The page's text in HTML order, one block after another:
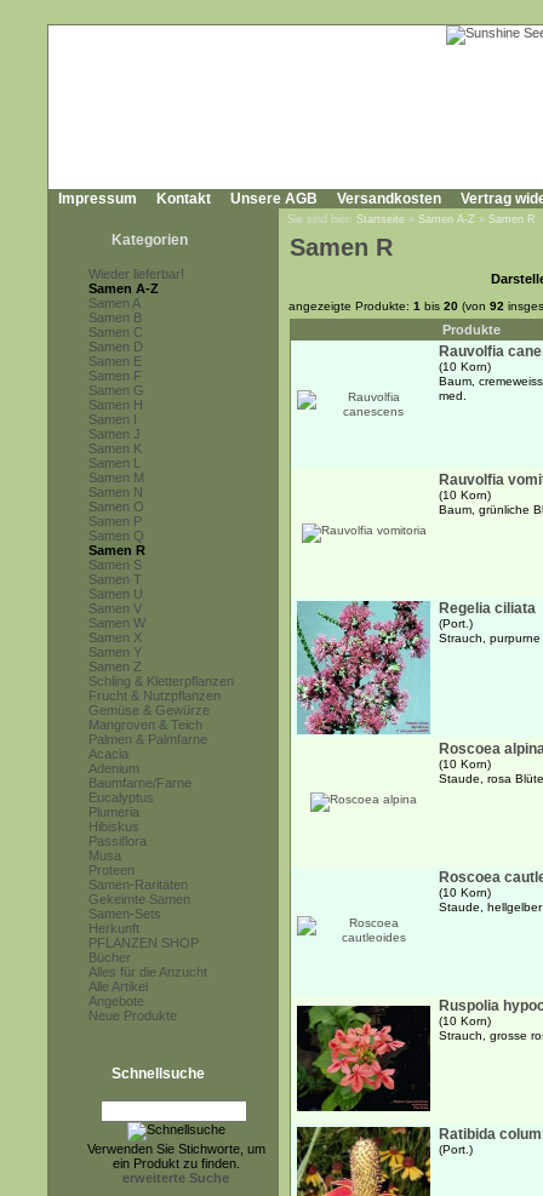
Impressum Kontakt Unsere AGB Versandkosten Vertrag
Kategorien
Wieder lieferbar!
Samen A-Z
Samen A
Samen B
Samen C
Samen D
Samen E
Samen F
Samen G
Samen H
Samen I
Samen J
Samen K
Samen L
Samen M
Samen N
Samen O
Samen P
Samen Q
Samen R
Samen S
Samen T
Samen U
Samen V
Samen W
Samen X
Samen Y
Samen Z
Schling & Kletterpflanzen
Frucht & Nutzpflanzen
Gemüse & Gewürze
Mangroven & Teich
Palmen & Palmfarne
Acacia
Adenium
Baumfarne/Farne
Eucalyptus
Plumeria
Hibiskus
Passiflora
Musa
Proteen
Samen-Raritäten
Gekeimte Samen
Samen-Sets
Herkunft
PFLANZEN SHOP
Bücher
Alles für die Anzucht
Alle Artikel
Angebote
Neue Produkte
Schnellsuche
Verwenden Sie Stichworte, um
ein Produkt zu finden.
erweiterte Suche
Sie sind hier: Startseite » Samen A-Z » Samen R
Samen R
angezeigte Produkte: 1 bis 20 (von 92
Produkte
Rauvolfia
(10 Korn)
Baum,
med.
Rauvolfia
(10 Korn)
Baum, grünliche
Regelia ciliata
(Port.)
Strauch,
Roscoea
(10 Korn)
Staude, rosa
Roscoea
(10 Korn)
Staude,
Ruspolia
(10 Korn)
Strauch, grosse
Ratibida
(Port.)